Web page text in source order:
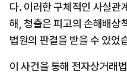
다. 이러한 구체적인 사실관
해, 청출은 피고의 손해배상
법원의 판결을 받을 수 있었
이 사건을 통해 전자상거래